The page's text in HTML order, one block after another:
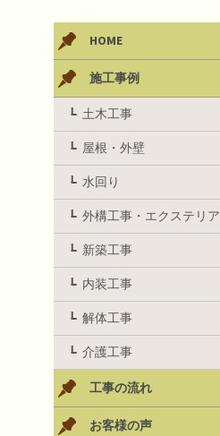
HOME
施工事例
土木工事
屋根・外壁
水回り
外構工事・エクステリア
新築工事
内装工事
解体工事
介護工事
工事の流れ
お客様の声